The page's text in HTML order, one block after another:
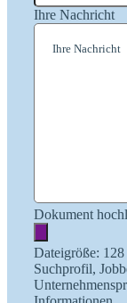
Ihre Nachricht
Dokument
Dateigröße:
Suchprofil,